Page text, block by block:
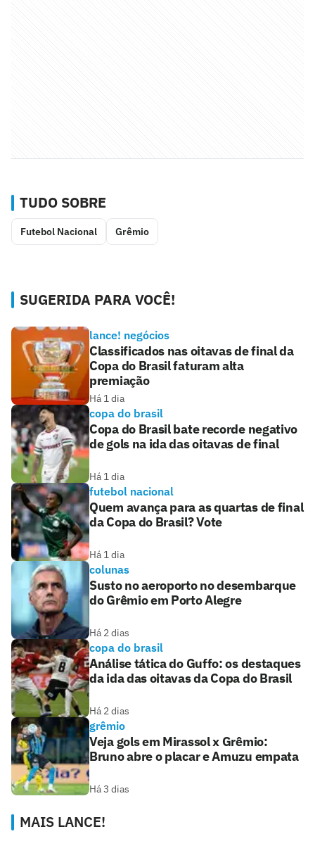
TUDO SOBRE
Futebol Nacional Grêmio
SUGERIDA PARA VOCÊ!
lance! negócios
Classificados nas oitavas de final da
Copa do Brasil faturam alta
premiação
Há 1 dia
copa do brasil
Copa do Brasil bate recorde negativo
de gols na ida das oitavas de final
Há 1 dia
futebol nacional
Quem avança para as quartas de final
da Copa do Brasil? Vote
Há 1 dia
colunas
Susto no aeroporto no desembarque
do Grêmio em Porto Alegre
Há 2 dias
copa do brasil
Análise tática do Guffo: os destaques
da ida das oitavas da Copa do Brasil
Há 2 dias
grêmio
Veja gols em Mirassol x Grêmio:
Bruno abre o placar e Amuzu empata
Há 3 dias
MAIS LANCE!